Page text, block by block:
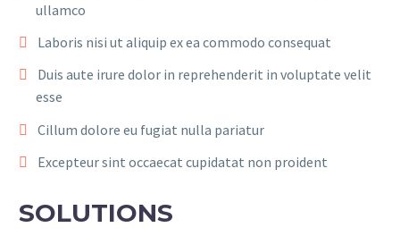
ullamco
Laboris nisi ut aliquip ex ea commodo consequat
Duis aute irure dolor in reprehenderit in voluptate velit
esse
Cillum dolore eu fugiat nulla pariatur
Excepteur sint occaecat cupidatat non proident
SOLUTIONS